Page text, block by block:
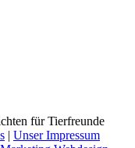
für Tierfreunde
| Unser Impressum